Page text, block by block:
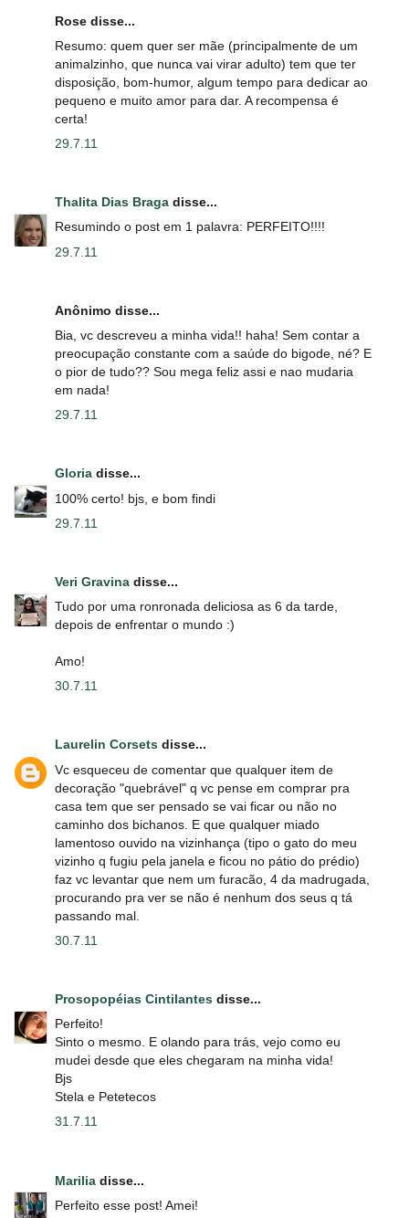
Rose disse...
Resumo: quem quer ser mãe (principalmente de um
animalzinho, que nunca vai virar adulto) tem que ter
disposição, bom-humor, algum tempo para dedicar ao
pequeno e muito amor para dar. A recompensa é
certa!
29.7.11
Thalita Dias Braga disse...
Resumindo o post em 1 palavra: PERFEITO!!!!
29.7.11
Anônimo disse...
Bia, vc descreveu a minha vida!! haha! Sem contar a
preocupação constante com a saúde do bigode, né? E
o pior de tudo?? Sou mega feliz assi e nao mudaria
em nada!
29.7.11
Gloria disse...
100% certo! bjs, e bom findi
29.7.11
Veri Gravina disse...
Tudo por uma ronronada deliciosa as 6 da tarde,
depois de enfrentar o mundo :)
Amo!
30.7.11
Laurelin Corsets disse...
Vc esqueceu de comentar que qualquer item de
decoração "quebrável" q vc pense em comprar pra
casa tem que ser pensado se vai ficar ou não no
caminho dos bichanos. E que qualquer miado
lamentoso ouvido na vizinhança (tipo o gato do meu
vizinho q fugiu pela janela e ficou no pátio do prédio)
faz vc levantar que nem um furacão, 4 da madrugada,
procurando pra ver se não é nenhum dos seus q tá
passando mal.
30.7.11
Prosopopéias Cintilantes disse...
Perfeito!
Sinto o mesmo. E olando para trás, vejo como eu
mudei desde que eles chegaram na minha vida!
Bjs
Stela e Petetecos
31.7.11
Marilia disse...
Perfeito esse post! Amei!